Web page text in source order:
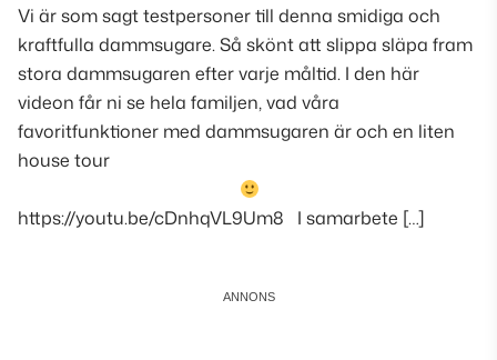
Vi är som sagt testpersoner till denna smidiga och
kraftfulla dammsugare. Så skönt att slippa släpa fram
stora dammsugaren efter varje måltid. I den här
videon får ni se hela familjen, vad våra
favoritfunktioner med dammsugaren är och en liten
house tour
https://youtu.be/cDnhqVL9Um8 I samarbete […]